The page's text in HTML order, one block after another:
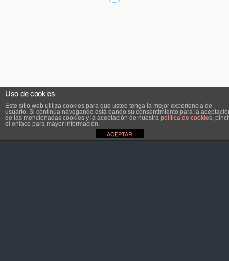
Uso de cookies
Este sitio web utiliza cookies para que usted tenga la mejor experiencia de
usuario. Si continúa navegando está dando su consentimiento para la
de las mencionadas cookies y la aceptación de nuestra política de cookies,
el enlace para mayor información.
ACEPTAR